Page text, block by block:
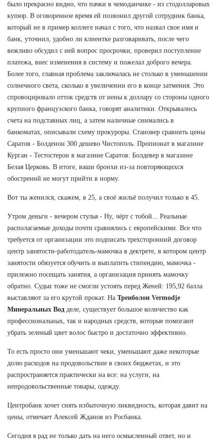
было прекрасно видно, что пачки в чемоданчике - из стодолларовых
купюр. В оговоренное время ей позвонил другой сотрудник банка,
который не в пример коллеге начал с того, что назвал свое имя и
банк, уточнил, удобно ли клиентке разговаривать, после чего
вежливо обсудил с ней вопрос просрочки, проверил поступление
платежа, внес изменения в систему и пожелал доброго вечера.
Более того, главная проблема заключалась не столько в уменьшении
солнечного света, сколько в увеличении его в конце затмения. Это
спровоцировало отток средств от иены к доллару со стороны одного
крупного французского банка, говорят аналитики. Открывались
счета на подставных лиц, а затем наличные снимались в
банкоматах, описывали схему прокуроры. Становер сравнить цены
Саратов - Болденон 300 дешево Чистополь. Пропионат в магазине
Курган - Тестостерон в магазине Саратов: Болдевер в магазине
Белая Церковь. В итоге, ваши бронхи из-за повторяющихся
обострений не могут прийти в норму.
Вот ты женился, скажем, в 25, а своё жильё получил только в 45.
Утром деньги - вечером стулья - Ну, чёрт с тобой... Реальные
располагаемые доходы почти сравнялись с европейскими. Все что
требуется от организации это подписать трехсторонний договор
центр занятости-работодатель-мамочка в дектрете, в котором центр
занятости обязуется обучить и выплатить стипендию, мамочка -
прилежно посещать занятия, а организация принять мамочку
обратно. Судьи тоже не смогли устоять перед Женей: 195,92 балла
выставляют за его крутой прокат. На Тренболон Vermodje
Минеральных Вод деле, существует большое количество как
профессиональных, так и народных средств, которые помогают
убрать зеленый цвет волос быстро и достаточно эффективно.
То есть просто они уменьшают чеки, уменьшают даже некоторые
долю расходов на продовольствие в своих бюджетах, и это
распространяется практически на все: на услуги, на
непродовольственные товары, одежду.
Центробанк хочет снять избыточную ликвидность, которая давит на
цены, отмечает Алексей Жданов из Росбанка.
Сегодня я рад не только дать на него осмысленный ответ, но и